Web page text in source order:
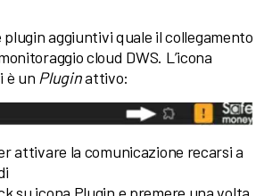
aggiuntivi quale il collegamento
cloud DWS. L’icona
è un Pluginattivo:
attivare la comunicazione recarsi a